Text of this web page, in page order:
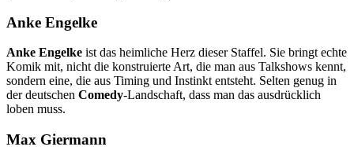
Anke Engelke
Anke Engelke ist das heimliche Herz dieser Staffel. Sie bringt echte
Komik mit, nicht die konstruierte Art, die man aus Talkshows kennt,
sondern eine, die aus Timing und Instinkt entsteht. Selten genug in
der deutschen Comedy-Landschaft, dass man das ausdrücklich
loben muss.
Max Giermann